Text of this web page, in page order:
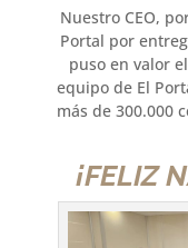
Nuestro CEO,
Portal por
puso en valor
equipo de El
más de 300.000
¡FELIZ